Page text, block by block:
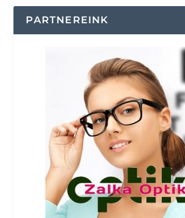
PARTNEREINK